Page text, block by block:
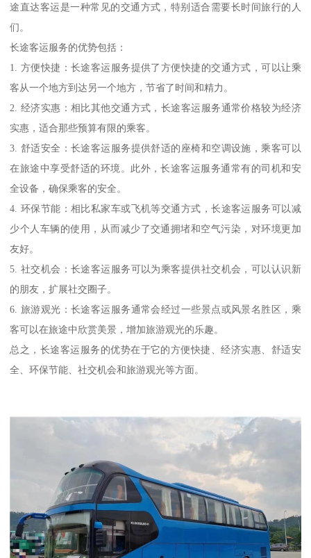
途直达客运是一种常见的交通方式，特别适合需要长时间旅行的人
们。
长途客运服务的优势包括：
1. 方便快捷：长途客运服务提供了方便快捷的交通方式，可以让乘
客从一个地方到达另一个地方，节省了时间和精力。
2. 经济实惠：相比其他交通方式，长途客运服务通常价格较为经济
实惠，适合那些预算有限的乘客。
3. 舒适安全：长途客运服务提供舒适的座椅和空调设施，乘客可以
在旅途中享受舒适的环境。此外，长途客运服务通常有的司机和安
全设备，确保乘客的安全。
4. 环保节能：相比私家车或飞机等交通方式，长途客运服务可以减
少个人车辆的使用，从而减少了交通拥堵和空气污染，对环境更加
友好。
5. 社交机会：长途客运服务可以为乘客提供社交机会，可以认识新
的朋友，扩展社交圈子。
6. 旅游观光：长途客运服务通常会经过一些景点或风景名胜区，乘
客可以在旅途中欣赏美景，增加旅游观光的乐趣。
总之，长途客运服务的优势在于它的方便快捷、经济实惠、舒适安
全、环保节能、社交机会和旅游观光等方面。